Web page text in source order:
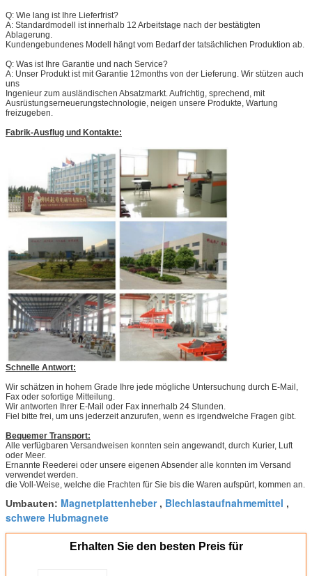
Q: Wie lang ist Ihre Lieferfrist?
A: Standardmodell ist innerhalb 12 Arbeitstage nach der bestätigten
Ablagerung.
Kundengebundenes Modell hängt vom Bedarf der tatsächlichen Produktion ab.
Q: Was ist Ihre Garantie und nach Service?
A: Unser Produkt ist mit Garantie 12months von der Lieferung. Wir stützen auch
uns
Ingenieur zum ausländischen Absatzmarkt. Aufrichtig, sprechend, mit
Ausrüstungserneuerungstechnologie, neigen unsere Produkte, Wartung
freizugeben.
Fabrik-Ausflug und Kontakte:
Schnelle Antwort:
Wir schätzen in hohem Grade Ihre jede mögliche Untersuchung durch E-Mail,
Fax oder sofortige Mitteilung.
Wir antworten Ihrer E-Mail oder Fax innerhalb 24 Stunden.
Fiel bitte frei, um uns jederzeit anzurufen, wenn es irgendwelche Fragen gibt.
Bequemer Transport:
Alle verfügbaren Versandweisen konnten sein angewandt, durch Kurier, Luft
oder Meer.
Ernannte Reederei oder unsere eigenen Absender alle konnten im Versand
verwendet werden.
die Voll-Weise, welche die Frachten für Sie bis die Waren aufspürt, kommen an.
Umbauten: Magnetplattenheber, Blechlastaufnahmemittel ,
schwere Hubmagnete
Erhalten Sie den besten Preis für